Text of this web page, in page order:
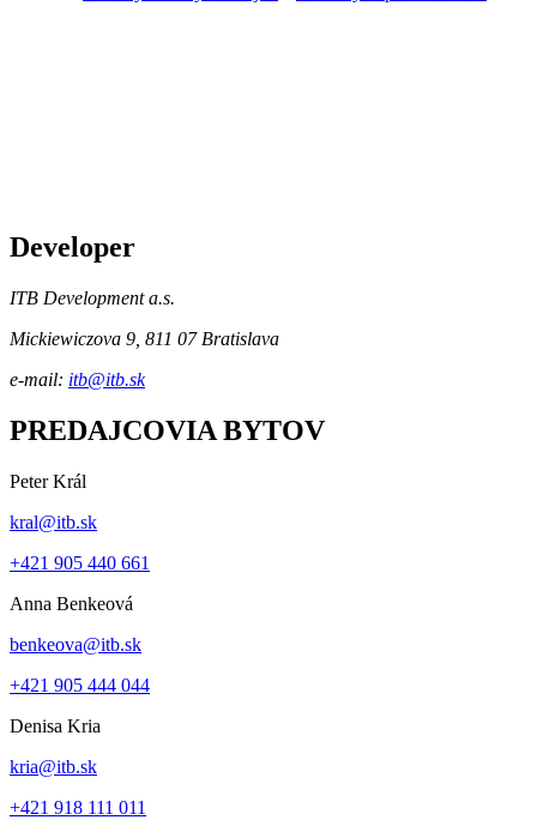
Developer
ITB Development a.s.
Mickiewiczova 9, 811 07 Bratislava
e-mail: itb@itb.sk
PREDAJCOVIA BYTOV
Peter Král
kral@itb.sk
+421 905 440 661
Anna Benkeová
benkeova@itb.sk
+421 905 444 044
Denisa Kria
kria@itb.sk
+421 918 111 011